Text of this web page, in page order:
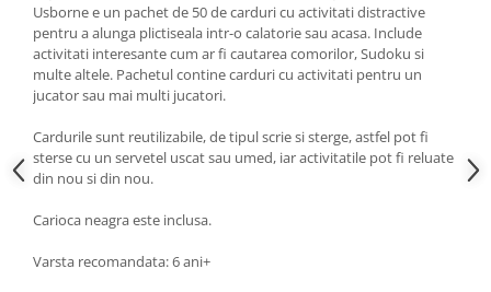
Usborne e un pachet de 50 de carduri cu activitati distractive
pentru a alunga plictiseala intr-o calatorie sau acasa. Include
activitati interesante cum ar fi cautarea comorilor, Sudoku si
multe altele. Pachetul contine carduri cu activitati pentru un
jucator sau mai multi jucatori.
Cardurile sunt reutilizabile, de tipul scrie si sterge, astfel pot fi
sterse cu un servetel uscat sau umed, iar activitatile pot fi reluate
din nou si din nou.
Carioca neagra este inclusa.
Varsta recomandata: 6 ani+